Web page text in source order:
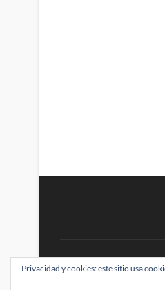
BRAINSTOMPING|
Privacidad y cookies: este sitio usa